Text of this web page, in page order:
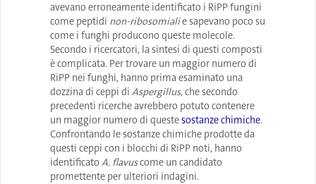
avevano erroneamente identificato i RiPP fungini
come peptidi non-ribosomialie sapevano poco su
come i funghi producono queste molecole.
Secondo i ricercatori, la sintesi di questi composti
è complicata. Per trovare un maggior numero di
RiPP nei funghi, hanno prima esaminato una
dozzina di ceppi di Aspergillus, che secondo
precedenti ricerche avrebbero potuto contenere
un maggior numero di questesostanze chimiche.
Confrontando le sostanze chimiche prodotte da
questi ceppi con i blocchi di RiPP noti, hanno
identificato A. flavuscome un candidato
promettente per ulteriori indagini.